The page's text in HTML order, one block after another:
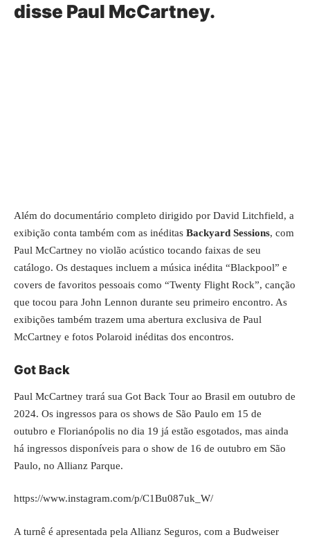
disse Paul McCartney.
Além do documentário completo dirigido por David Litchfield, a
exibição conta também com as inéditas Backyard Sessions, com
Paul McCartney no violão acústico tocando faixas de seu
catálogo. Os destaques incluem a música inédita “Blackpool” e
covers de favoritos pessoais como “Twenty Flight Rock”, canção
que tocou para John Lennon durante seu primeiro encontro. As
exibições também trazem uma abertura exclusiva de Paul
McCartney e fotos Polaroid inéditas dos encontros.
Got Back
Paul McCartney trará sua Got Back Tour ao Brasil em outubro de
2024. Os ingressos para os shows de São Paulo em 15 de
outubro e Florianópolis no dia 19 já estão esgotados, mas ainda
há ingressos disponíveis para o show de 16 de outubro em São
Paulo, no Allianz Parque.
https://www.instagram.com/p/C1Bu087uk_W/
A turnê é apresentada pela Allianz Seguros, com a Budweiser